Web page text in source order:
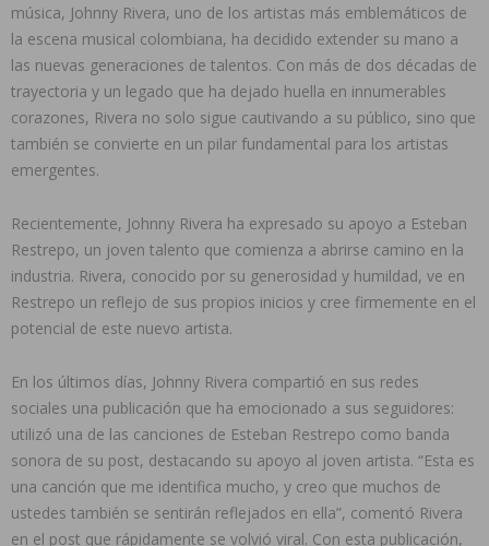
música, Johnny Rivera, uno de los artistas más emblemáticos de
la escena musical colombiana, ha decidido extender su mano a
las nuevas generaciones de talentos. Con más de dos décadas de
trayectoria y un legado que ha dejado huella en innumerables
corazones, Rivera no solo sigue cautivando a su público, sino que
también se convierte en un pilar fundamental para los artistas
emergentes.
Recientemente, Johnny Rivera ha expresado su apoyo a Esteban
Restrepo, un joven talento que comienza a abrirse camino en la
industria. Rivera, conocido por su generosidad y humildad, ve en
Restrepo un reflejo de sus propios inicios y cree firmemente en el
potencial de este nuevo artista.
En los últimos días, Johnny Rivera compartió en sus redes
sociales una publicación que ha emocionado a sus seguidores:
utilizó una de las canciones de Esteban Restrepo como banda
sonora de su post, destacando su apoyo al joven artista. “Esta es
una canción que me identifica mucho, y creo que muchos de
ustedes también se sentirán reflejados en ella”, comentó Rivera
en el post que rápidamente se volvió viral. Con esta publicación,